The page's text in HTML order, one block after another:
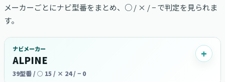
メーカーごとにナビ型番をまとめ、○ / × / − で判定を見られま
す。
ナビメーカー
ALPINE
39型番 / ○ 15 / × 24 / − 0